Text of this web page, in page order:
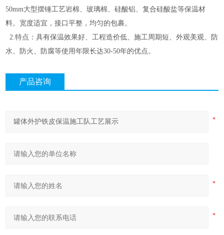
50mm大型摆锤工艺岩棉、玻璃棉、硅酸铝、复合硅酸盐等保温材
料。宽度适宜，接口平整，均匀的包裹。
2.特点：具有保温效果好、工程造价低、施工周期短、外观美观、防
水、防火、防腐等使用年限长达30-50年的优点。
产品咨询